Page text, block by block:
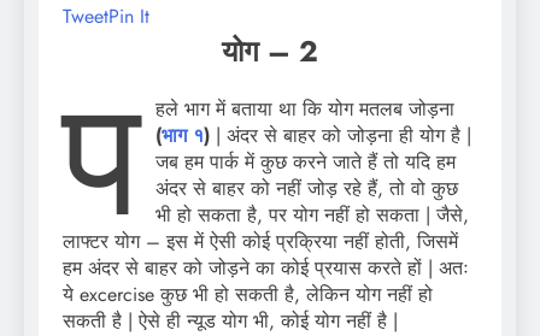
TweetPin It
योग – 2
प हले भाग में बताया था कि योग मतलब जोड़ना
(भाग १) | अंदर से बाहर को जोड़ना ही योग है |
जब हम पार्क में कुछ करने जाते हैं तो यदि हम
अंदर से बाहर को नहीं जोड़ रहे हैं, तो वो कुछ
भी हो सकता है, पर योग नहीं हो सकता | जैसे,
लाफ्टर योग – इस में ऐसी कोई प्रक्रिया नहीं होती, जिसमें
हम अंदर से बाहर को जोड़ने का कोई प्रयास करते हों | अतः
ये excercise कुछ भी हो सकती है, लेकिन योग नहीं हो
सकती है | ऐसे ही न्यूड योग भी, कोई योग नहीं है |